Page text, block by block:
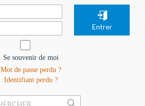
Se souvenir de moi
Mot de passe perdu ?
Identifiant perdu ?